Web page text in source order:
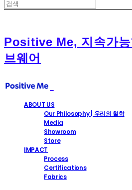
Positive Me, 지속가능
브웨어
ABOUT US
Our Philosophy | 우리의 철학
Media
Showroom
Store
IMPACT
Process
Certifications
Fabrics